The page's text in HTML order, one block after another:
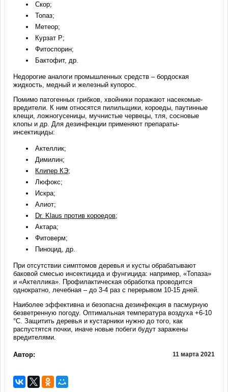
Скор;
Топаз;
Метеор;
Курзат Р;
Фитоспорин;
Бактофит, др.
Недорогие аналоги промышленных средств – бордоская
жидкость, медный и железный купорос.
Помимо патогенных грибков, хвойники поражают насекомые-
вредители. К ним относятся пилильщики, короеды, паутинные
клещи, ложногусеницы, мучнистые червецы, тля, сосновые
клопы и др. Для дезинфекции применяют препараты-
инсектициды:
Актеллик;
Димилин;
Клипер КЭ;
Люфокс;
Искра;
Алиот;
Dr. Klaus против короедов;
Актара;
Фитоверм;
Пиноцид, др.
При отсутствии симптомов деревья и кусты обрабатывают
баковой смесью инсектицида и фунгицида: например, «Топаза»
и «Актеллика». Профилактическая обработка проводится
однократно, лечебная – до 3-4 раз с перерывом 10-15 дней.
Наиболее эффективна и безопасна дезинфекция в пасмурную
безветренную погоду. Оптимальная температура воздуха +6-10
°C. Защитить деревья и кустарники нужно до того, как
распустятся почки, иначе новые побеги будут заражены
вредителями.
11 марта 2021
Автор: